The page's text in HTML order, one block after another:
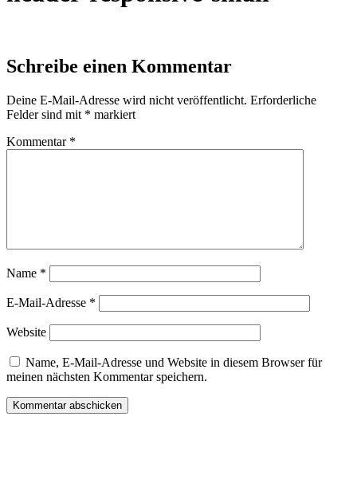
Schreibe einen Kommentar
Deine E-Mail-Adresse wird nicht veröffentlicht. Erforderliche
Felder sind mit * markiert
Kommentar *
Name *
E-Mail-Adresse *
Website
Name, E-Mail-Adresse und Website in diesem Browser für
meinen nächsten Kommentar speichern.